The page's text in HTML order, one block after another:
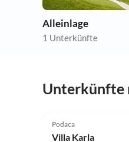
Alleinlage
1 Unterkünfte
Unterkünfte
Podaca
Villa Karla